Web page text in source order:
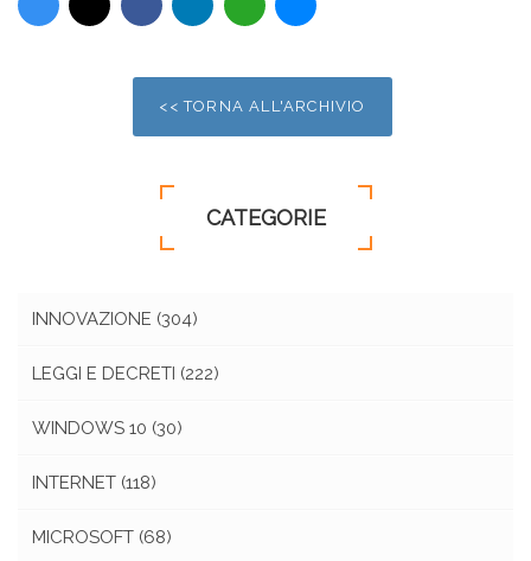
<< TORNA ALL'ARCHIVIO
CATEGORIE
INNOVAZIONE (304)
LEGGI E DECRETI (222)
WINDOWS 10 (30)
INTERNET (118)
MICROSOFT (68)